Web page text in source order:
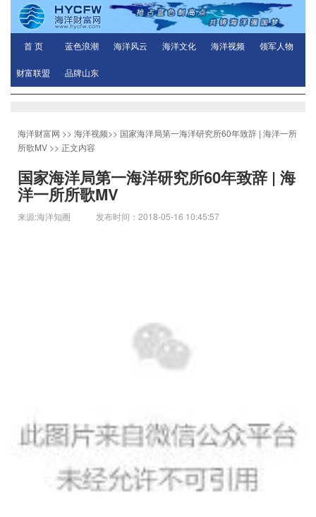
首 页 蓝色浪潮 海洋风云 海洋文化 海洋视频 领军人物
财富联盟 品牌山东
海洋财富网 >> 海洋视频>> 国家海洋局第一海洋研究所60年致辞 | 海洋一所
所歌MV >> 正文内容
国家海洋局第一海洋研究所60年致辞 | 海
洋一所所歌MV
来源:海洋知圈 发布时间：2018-05-16 10:45:57